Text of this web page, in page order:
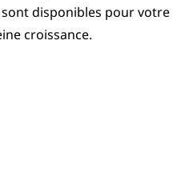
disponibles pour votre
croissance.